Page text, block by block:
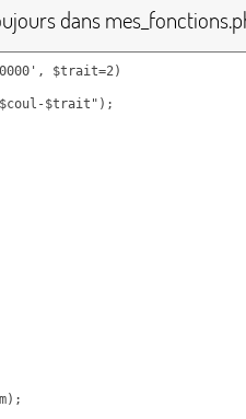
dans